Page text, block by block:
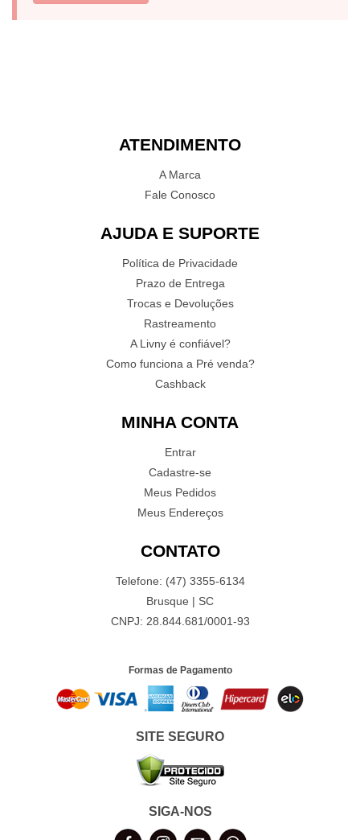
ATENDIMENTO
A Marca
Fale Conosco
AJUDA E SUPORTE
Política de Privacidade
Prazo de Entrega
Trocas e Devoluções
Rastreamento
A Livny é confiável?
Como funciona a Pré venda?
Cashback
MINHA CONTA
Entrar
Cadastre-se
Meus Pedidos
Meus Endereços
CONTATO
Telefone: (47) 3355-6134
Brusque | SC
CNPJ: 28.844.681/0001-93
Formas de Pagamento
SITE SEGURO
SIGA-NOS